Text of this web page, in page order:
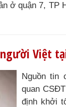
ở quận 7, TP
Việt
Nguồn tin
quan
định khởi